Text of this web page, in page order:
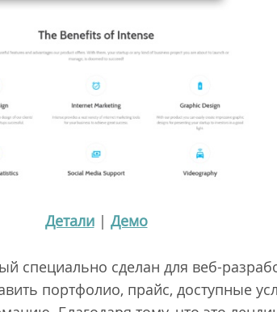
Детали| Демо
специально сделан для веб-
портфолио, прайс, доступные